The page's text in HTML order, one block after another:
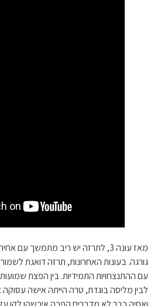
מאז עונה 3, לתרזה יש ריב מתמשך עם
גורגה. בעונות האחרונות, תרזה דואגת
עם ההתנצחויות התמידיות. בין הפצת
לבין מליסה בוגדת, טרה הייתה אישה